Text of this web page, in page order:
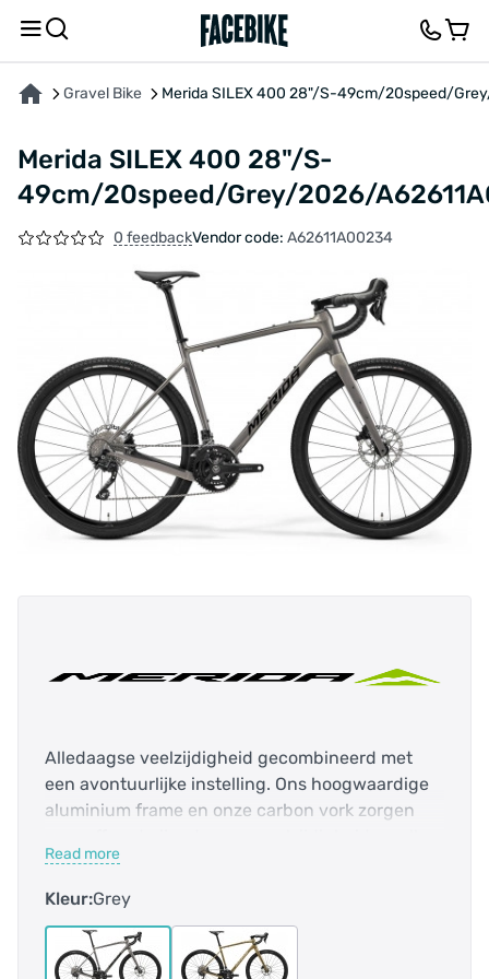
Gravel Bike Merida SILEX 400 28"/S-49cm/20speed/
Merida SILEX 400 28"/S-
49cm/20speed/Grey/2026/
0 feedbackVendor code: A62611A00234
Alledaagse veelzijdigheid gecombineerd met
een avontuurlijke instelling. Ons hoogwaardige
aluminium frame en onze carbon vork zorgen
soorten wegen, terwijl de robuuste Shimano-
groepset je alle ondersteuning
biedt.Veelzijdigheid raakt nooit uit de mode. De
SILEX 400 is een avontuurlijke gravelbike die
zich net zo goed thuis voelt tijdens een ruige
Read more
Kleur:Grey
ABOUT THE PRODUCT CHARACTERISTICSDESCRIPTION FEEDBACK AND